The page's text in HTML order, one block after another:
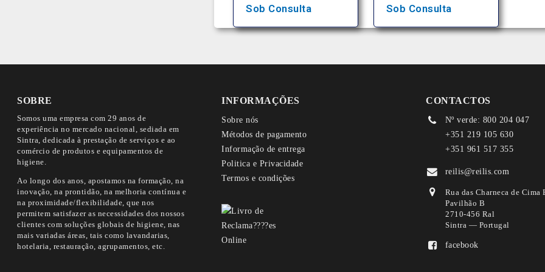
Sob Consulta Sob Consulta
SOBRE
Somos uma empresa com 29 anos de
experiência no mercado nacional, sediada em
Sintra, dedicada à prestação de serviços e ao
comércio de produtos e equipamentos de
higiene.
Ao longo dos anos, apostamos na formação, na
inovação, na prontidão, na melhoria contínua e
na proximidade/flexibilidade, que nos
permitem satisfazer as necessidades dos nossos
clientes com soluções globais de higiene, nas
mais variadas áreas, tais como lavandarias,
hotelaria, restauração, agrupamentos, etc.
INFORMAÇÕES
Sobre nós
Métodos de pagamento
Informação de entrega
Politica e Privacidade
Termos e condições
CONTACTOS
Nº verde: 800 204 047
+351 219 105 630
+351 961 517 355
reilis@reilis.com
Rua das Charneca de Cima
Pavilhão B
2710-456 Ral
Sintra — Portugal
facebook